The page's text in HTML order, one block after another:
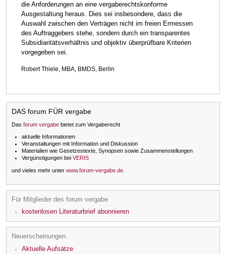
die Anforderungen an eine vergaberechtskonforme
Ausgestaltung heraus. Dies sei insbesondere, dass die
Auswahl zwischen den Verträgen nicht im freien Ermessen
des Auftraggebers stehe, sondern durch ein transparentes
Subsidiaritätsverhältnis und objektiv überprüfbare Kriterien
vorgegeben sei.
Robert Thiele, MBA, BMDS, Berlin
DAS forum FÜR vergabe
Das forum vergabe bietet zum Vergaberecht
aktuelle Informationen
Veranstaltungen mit Information und Diskussion
Materialien wie Gesetzestexte, Synopsen sowie Zusammenstellungen
Vergünstigungen bei VERIS
und vieles mehr unter www.forum-vergabe.de
Für Mitglieder des forum vergabe
kostenlosen Literaturbrief abonnieren
Neuerscheinungen
Aktuelle Aufsätze